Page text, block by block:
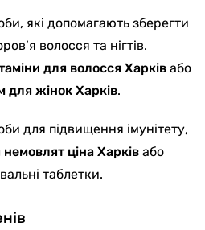
які допомагають зберегти
волосся та нігтів.
для волосся Харків або
для жінок Харків.
для підвищення імунітету,
немовлят ціна Харків або
таблетки.